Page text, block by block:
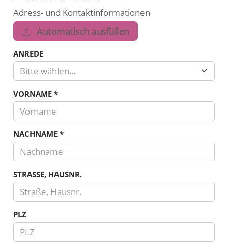
Adress- und Kontaktinformationen
Automatisch ausfüllen
ANREDE
Bitte wählen...
VORNAME *
NACHNAME *
STRASSE, HAUSNR.
PLZ